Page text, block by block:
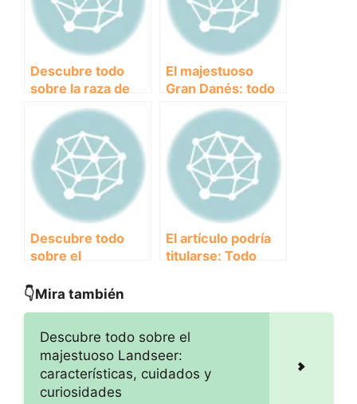
Descubre todo
sobre la raza de
perros San
Bernardo: historia,
características y
cuidados
El majestuoso
Gran Danés: todo
lo que debes saber
sobre esta
imponente raza
canina
Descubre todo
sobre el
Boyero de Berna:
curiosidades
El artículo podría
titularse: Todo
cuidados y
curiosidades
👇Mira también
Descubre todo sobre el
majestuoso Landseer:
características, cuidados y
curiosidades